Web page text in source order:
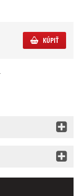
KÚPIŤ